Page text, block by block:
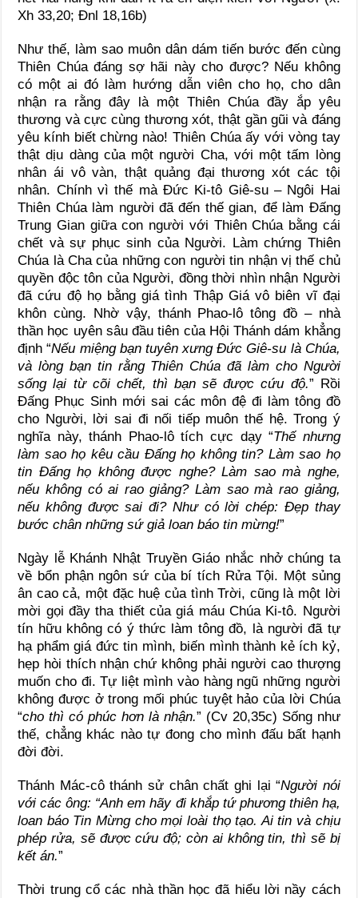
Xh 33,20; Đnl 18,16b)
Như thế, làm sao muôn dân dám tiến bước đến cùng
Thiên Chúa đáng sợ hãi này cho được? Nếu không
có một ai đó làm hướng dẫn viên cho họ, cho dân
nhận ra rằng đây là một Thiên Chúa đầy ắp yêu
thương và cực cùng thương xót, thật gần gũi và đáng
yêu kính biết chừng nào! Thiên Chúa ấy với vòng tay
thật dịu dàng của một người Cha, với một tấm lòng
nhân ái vô vàn, thật quảng đại thương xót các tội
nhân. Chính vì thế mà Đức Ki-tô Giê-su – Ngôi Hai
Thiên Chúa làm người đã đến thế gian, để làm Đấng
Trung Gian giữa con người với Thiên Chúa bằng cái
chết và sự phục sinh của Người. Làm chứng Thiên
Chúa là Cha của những con người tin nhận vị thế chủ
quyền độc tôn của Người, đồng thời nhìn nhận Người
đã cứu độ họ bằng giá tình Thập Giá vô biên vĩ đại
khôn cùng. Nhờ vậy, thánh Phao-lô tông đồ – nhà
thần học uyên sâu đầu tiên của Hội Thánh dám khẳng
định “Nếu miệng bạn tuyên xưng Đức Giê-su là Chúa,
và lòng bạn tin rằng Thiên Chúa đã làm cho Người
sống lại từ cõi chết, thì bạn sẽ được cứu độ.” Rồi
Đấng Phục Sinh mới sai các môn đệ đi làm tông đồ
cho Người, lời sai đi nối tiếp muôn thế hệ. Trong ý
nghĩa này, thánh Phao-lô tích cực dạy “Thế nhưng
làm sao họ kêu cầu Đấng họ không tin? Làm sao họ
tin Đấng họ không được nghe? Làm sao mà nghe,
nếu không có ai rao giảng? Làm sao mà rao giảng,
nếu không được sai đi? Như có lời chép: Đẹp thay
bước chân những sứ giả loan báo tin mừng!”
Ngày lễ Khánh Nhật Truyền Giáo nhắc nhở chúng ta
về bổn phận ngôn sứ của bí tích Rửa Tội. Một sủng
ân cao cả, một đặc huệ của tình Trời, cũng là một lời
mời gọi đầy tha thiết của giá máu Chúa Ki-tô. Người
tín hữu không có ý thức làm tông đồ, là người đã tự
hạ phẩm giá đức tin mình, biến mình thành kẻ ích kỷ,
hẹp hòi thích nhận chứ không phải người cao thượng
muốn cho đi. Tự liệt mình vào hàng ngũ những người
không được ở trong mối phúc tuyệt hảo của lời Chúa
“cho thì có phúc hơn là nhận.” (Cv 20,35c) Sống như
thế, chẳng khác nào tự đong cho mình đấu bất hạnh
đời đời.
Thánh Mác-cô thánh sử chân chất ghi lại “Người nói
với các ông: “Anh em hãy đi khắp tứ phương thiên hạ,
loan báo Tin Mừng cho mọi loài thọ tạo. Ai tin và chịu
phép rửa, sẽ được cứu độ; còn ai không tin, thì sẽ bị
kết án.”
Thời trung cổ các nhà thần học đã hiểu lời nầy cách